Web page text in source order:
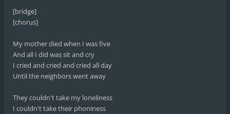
[bridge]
[chorus]
My mother died when I was five
And all I did was sit and cry
I cried and cried and cried all day
Until the neighbors went away
They couldn't take my loneliness
I couldn't take their phoniness